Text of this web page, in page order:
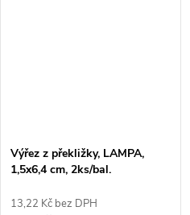
Výřez z překližky, LAMPA,
1,5x6,4 cm, 2ks/bal.
13,22 Kč bez DPH